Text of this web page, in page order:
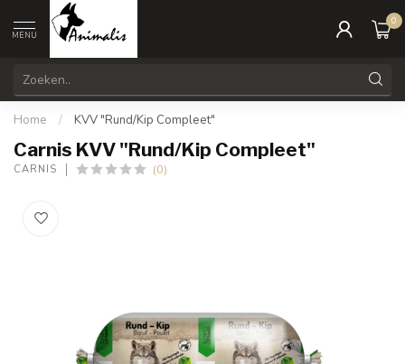
MENU
0
Home / KVV "Rund/Kip Compleet"
Carnis KVV "Rund/Kip Compleet"
CARNIS (0)